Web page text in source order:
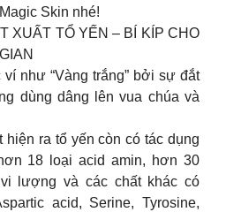
Skin nhé!
XUẤT TỔ YẾN – BÍ KÍP CHO
như “Vàng trắng” bởi sự đắt
dùng dâng lên vua chúa và
hiện ra tổ yến còn có tác dụng
18 loại acid amin, hơn 30
lượng và các chất khác có
acid, Serine, Tyrosine,